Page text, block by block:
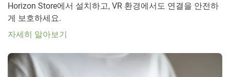
Horizon Store에서 설치하고, VR 환경에서도 연결을 안전하
게 보호하세요.
자세히 알아보기